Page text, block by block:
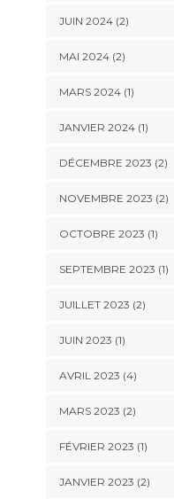
JUIN 2024(2)
MAI 2024(2)
MARS 2024(1)
JANVIER 2024(1)
DÉCEMBRE 2023 (2)
NOVEMBRE 2023 (2)
OCTOBRE 2023 (1)
SEPTEMBRE 2023 (1)
JUILLET 2023 (2)
JUIN 2023 (1)
AVRIL 2023 (4)
MARS 2023 (2)
FÉVRIER 2023 (1)
JANVIER 2023 (2)